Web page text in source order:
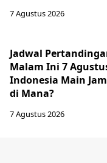
7 Agustus 2026
Jadwal
Malam Ini 7
Indonesia Main
di Mana?
7 Agustus 2026